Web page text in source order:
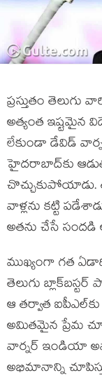
ప్ర‌స్తుతం
అత్యంత ఇష్ట‌మైన
లేకుండా డేవిడ్
హైద‌రాబాద్‌కు
వాళ్లను క‌ట్టి
అత‌ను చేసే
ముఖ్యంగా గ‌త
తెలుగు
ఆ త‌ర్వాత
అమిత‌మైన ప్రేమ
వార్న‌ర్ ఇండియా
అభిమానాన్ని